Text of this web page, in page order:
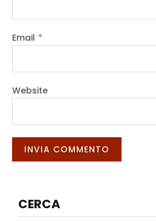
Email *
Website
CERCA